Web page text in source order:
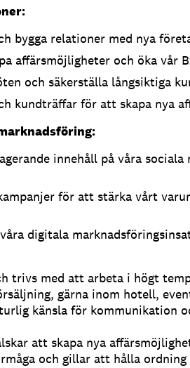
bygga relationer med nya
affärsmöjligheter och öka vår
och säkerställa långsiktiga
kundträffar för att skapa nya
innehåll på våra
för att stärka vårt
digitala
trivs med att arbeta i högt
gärna inom hotell,
känsla för kommunikation
att skapa nya
och gillar att hålla